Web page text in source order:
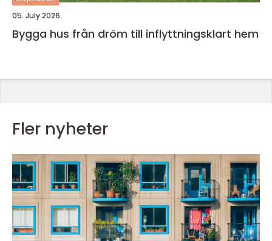
05. July 2026
Bygga hus från dröm till inflyttningsklart hem
Fler nyheter